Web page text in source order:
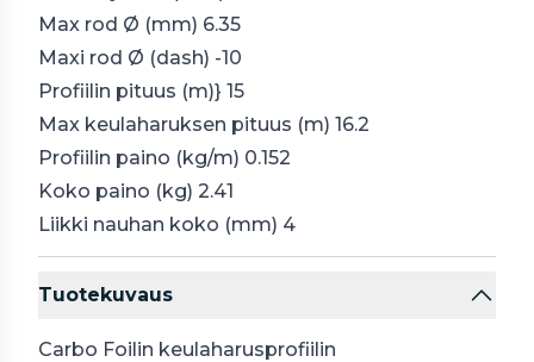
Max rod Ø (mm) 6.35
Maxi rod Ø (dash) -10
Profiilin pituus (m)} 15
Max keulaharuksen pituus (m) 16.2
Profiilin paino (kg/m) 0.152
Koko paino (kg) 2.41
Liikki nauhan koko (mm) 4
Tuotekuvaus
Carbo Foilin keulaharusprofiilin